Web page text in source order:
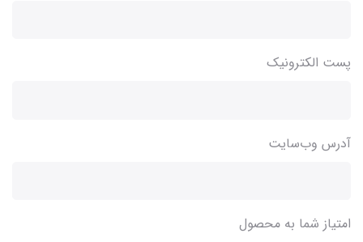
پست الکترونیک
آدرس وب‌سایت
امتیاز شما به محصول